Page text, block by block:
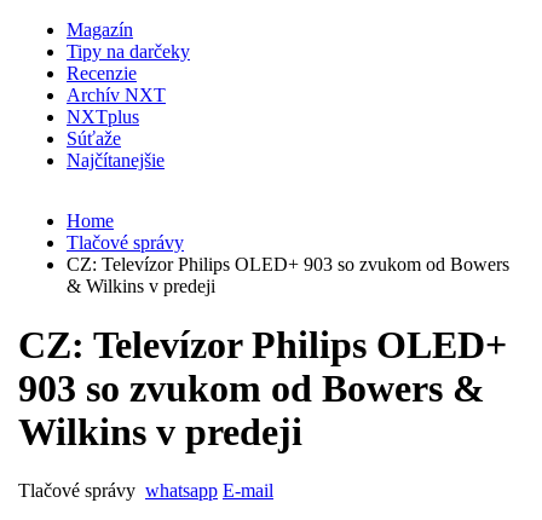
Magazín
Tipy na darčeky
Recenzie
Archív NXT
NXTplus
Súťaže
Najčítanejšie
Home
Tlačové správy
CZ: Televízor Philips OLED+ 903 so zvukom od Bowers
& Wilkins v predeji
CZ: Televízor Philips OLED+
903 so zvukom od Bowers &
Wilkins v predeji
Tlačové správy whatsapp E-mail